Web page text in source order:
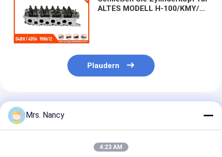
ALTES MODELL H-100/KMY/L-
Plaudern
Empfohlene Produkte
Mrs. Nancy
4:23 AM